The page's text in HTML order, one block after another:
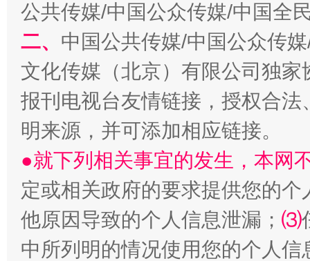
公共传媒/中国公众传媒/中国全
二、 中国公共传媒/中国公众传
文化传媒（北京）有限公司独
报刊电视台友情链接，授权合
明来源，并可添加相应链接。
●就下列相关事宜的发生，本网
定或相关政府的要求提供您的个
他原因导致的个人信息泄漏； ⑶
中所列明的情况使用您的个人